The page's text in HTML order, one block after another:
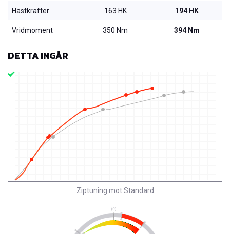
Hästkrafter 163 HK 194 HK
Vridmoment 350 Nm 394 Nm
DETTA INGÅR
Ziptuning mot Standard